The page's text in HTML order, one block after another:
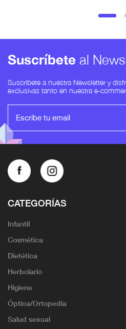
Suscríbete al
Suscríbete a nuestra Newsletter y
exclusivas tanto en nuestra e-
CATEGORÍAS
Infantil
Cosmética
Dietética
Herbolario
Higiene
Óptica/Ortopedia
Salud sexual